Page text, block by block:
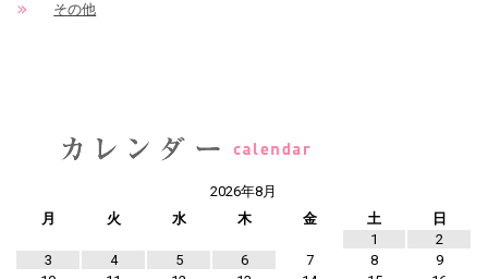
その他
2026年8月
月
火 水 木 金 土
日
1
2
3
4 5 6 7 8
9